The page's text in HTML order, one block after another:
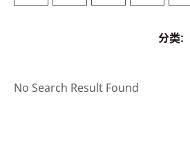
分类:
No Search Result Found